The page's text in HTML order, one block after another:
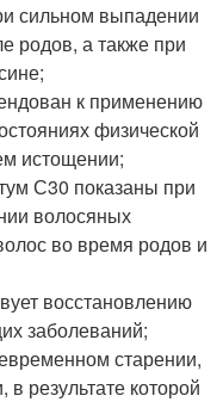
сильном выпадении
родов, а также при
к применению
физической
истощении;
С30 показаны при
волосяных
во время родов и
восстановлению
заболеваний;
старении,
результате которой